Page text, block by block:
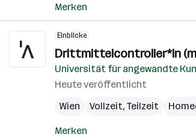
Merken
Einblicke
Drittmittelcontroller*in (m/
Universität für angewandte
Heute veröffentlicht
Wien
Vollzeit, Teilzeit
Merken